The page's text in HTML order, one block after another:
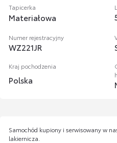
Tapicerka
Materiałowa
Numer rejestracyjny
WZ221JR
Kraj pochodzenia
Polska
Samochód kupiony i serwisowany w
lakiernicza.